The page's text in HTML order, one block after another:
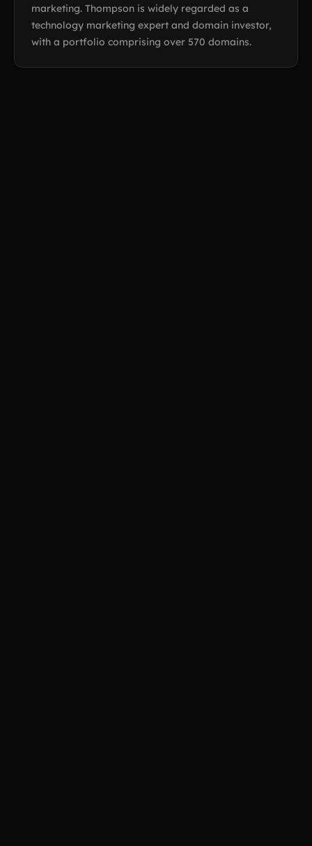
marketing. Thompson is widely regarded as a
technology marketing expert and domain investor,
with a portfolio comprising over 570 domains.